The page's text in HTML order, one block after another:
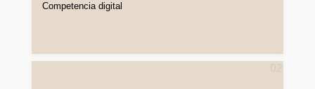
Competencia digital